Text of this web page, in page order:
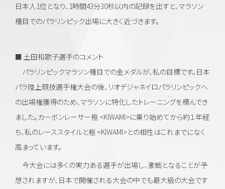
日本人1位となり、1時間43分30秒以内の記録を出すと、マラソン
種目でのパラリンピック出場に大きく近づきます。
■ 土田和歌子選手のコメント
パラリンピックマラソン種目での金メダルが、私の目標です。日本
パラ陸上競技選手権大会の後、リオデジャネイロパラリンピックへ
の出場権獲得のため、マラソンに特化したトレーニングを積んでき
ました。カーボンレーサー極 <KIWAMI>に乗り始めてから約１年経
ち、私のレーススタイルと極 <KIWAMI>との相性はこれまでになく
高まっています。
今大会には多くの実力ある選手が出場し、激戦となることが予
想されますが、日本で開催される大会の中でも最大級の大会です